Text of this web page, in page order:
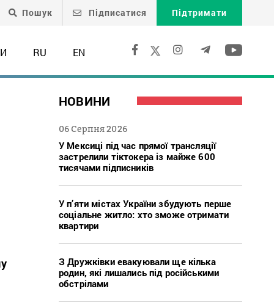
Пошук Підписатися Підтримати
RU EN
НОВИНИ
06 Серпня 2026
У Мексиці під час прямої трансляції
застрелили тіктокера із майже 600
тисячами підписників
У п’яти містах України збудують перше
соціальне житло: хто зможе отримати
квартири
З Дружківки евакуювали ще кілька
родин, які лишались під російськими
обстрілами